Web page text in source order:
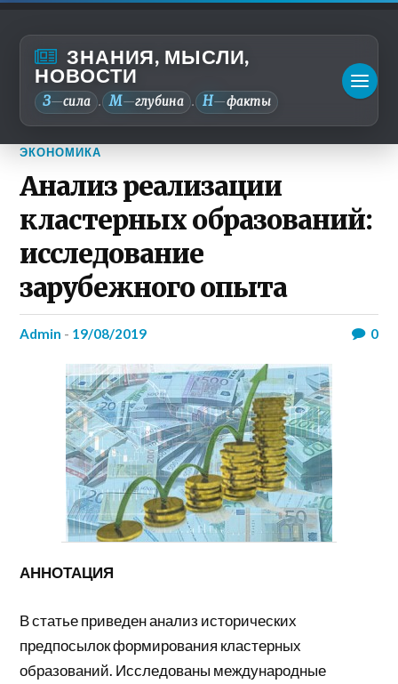
ЗНАНИЯ, МЫСЛИ,
НОВОСТИ
З—сила . М—глубина . Н—факты
ЭКОНОМИКА
Анализ реализации
кластерных образований:
исследование
зарубежного опыта
admin - 19/08/2019 0
АННОТАЦИЯ
В статье приведен анализ исторических
предпосылок формирования кластерных
образований. Исследованы международные